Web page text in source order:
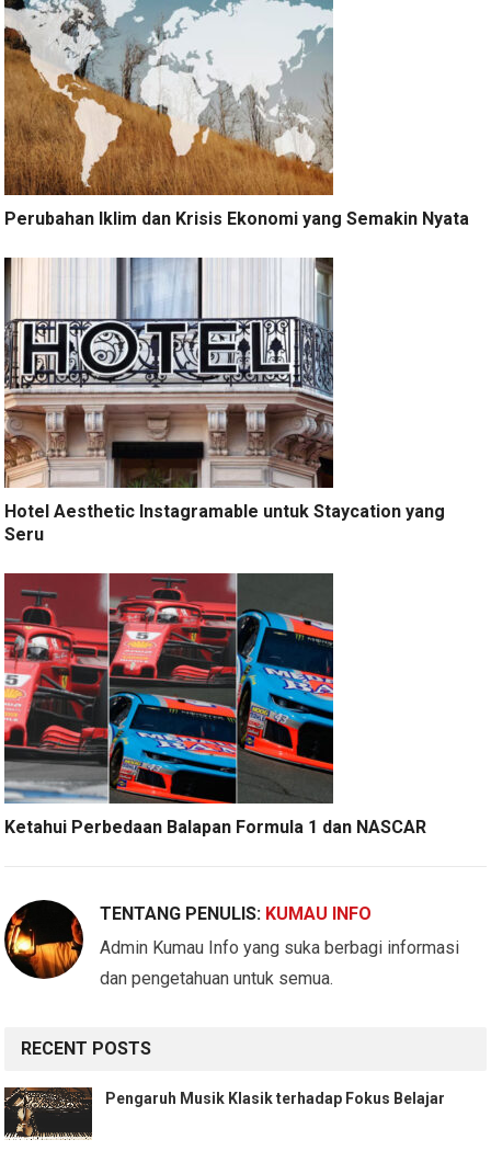
Perubahan Iklim dan Krisis Ekonomi yang Semakin Nyata
Hotel Aesthetic Instagramable untuk Staycation yang
Seru
Ketahui Perbedaan Balapan Formula 1 dan NASCAR
TENTANG PENULIS: KUMAU INFO
Admin Kumau Info yang suka berbagi informasi
dan pengetahuan untuk semua.
RECENT POSTS
Pengaruh Musik Klasik terhadap Fokus Belajar